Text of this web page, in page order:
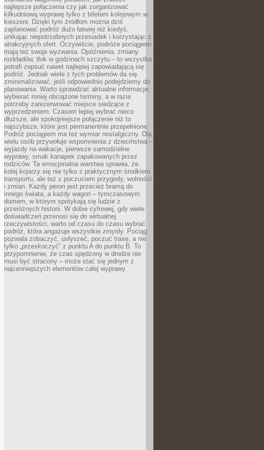
najlepsze połączenia czy jak zorganizować
kilkudniową wyprawę tylko z biletem kolejowym w
kieszeni. Dzięki tym źródłom można dziś
zaplanować podróż dużo łatwiej niż kiedyś,
unikając niepotrzebnych przesiadek i korzystając z
atrakcyjnych ofert. Oczywiście, podróże pociągiem
mają też swoje wyzwania. Opóźnienia, zmiany
rozkładów, tłok w godzinach szczytu – to wszystko
potrafi zepsuć nawet najlepiej zapowiadającą się
podróż. Jednak wiele z tych problemów da się
zminimalizować, jeśli odpowiednio podejdziemy do
planowania. Warto sprawdzać aktualne informacje,
wybierać mniej obciążone terminy, a w razie
potrzeby zarezerwować miejsce siedzące z
wyprzedzeniem. Czasem lepiej wybrać nieco
dłuższe, ale spokojniejsze połączenie niż to
najszybsze, które jest permanentnie przepełnione.
Podróż pociągiem ma też wymiar nostalgiczny. Dla
wielu osób przywołuje wspomnienia z dzieciństwa –
wyjazdy na wakacje, pierwsze samodzielne
wyprawy, smak kanapek zapakowanych przez
rodziców. Ta emocjonalna warstwa sprawia, że
kolej kojarzy się nie tylko z praktycznym środkiem
transportu, ale też z poczuciem przygody, wolności
i zmian. Każdy peron jest przecież bramą do
innego świata, a każdy wagon – tymczasowym
domem, w którym spotykają się ludzie z
przeróżnych historii. W dobie cyfrowej, gdy wiele
doświadczeń przenosi się do wirtualnej
rzeczywistości, warto od czasu do czasu wybrać
podróż, która angażuje wszystkie zmysły. Pociąg
pozwala zobaczyć, usłyszeć, poczuć trasę, a nie
tylko „przeskoczyć” z punktu A do punktu B. To
przypomnienie, że czas spędzony w drodze nie
musi być stracony – może stać się jednym z
najcenniejszych elementów całej wyprawy.